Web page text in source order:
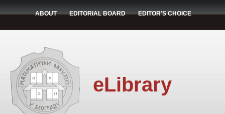
ABOUT EDITORIAL BOARD EDITOR'S CHOICE
eLibrary